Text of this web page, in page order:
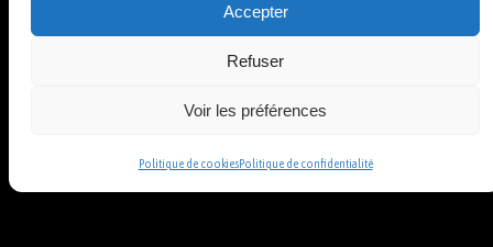
Accepter
Refuser
Voir les préférences
Politique de cookiesPolitique de confidentialité